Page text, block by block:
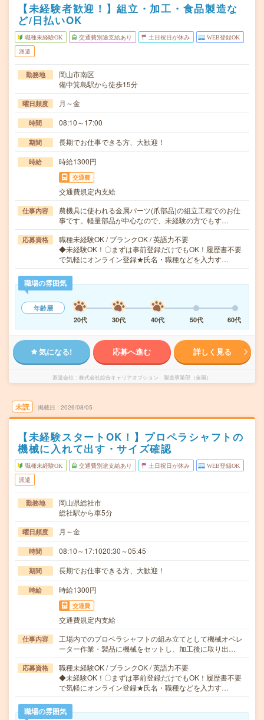
【未経験者歓迎！】組立・加工・食品製造な
ど/日払いOK
職種未経験OK 交通費別途支給あり 土日祝日が休み WEB登録OK
派遣
勤務地
岡山市南区
備中箕島駅から徒歩15分
曜日頻度 月～金
時間 08:10～17:00
期間 長期でお仕事できる方、大歓迎！
時給 時給1300円
交通費
交通費規定内支給
仕事内容
農機具に使われる金属パーツ(爪部品)の組立工程でのお仕
事です。軽量部品が中心なので、未経験の方でもす…
応募資格
職種未経験OK / ブランクOK / 英語力不要
◆未経験OK！〇まずは事前登録だけでもOK！履歴書不要
で気軽にオンライン登録★氏名・職種などを入力す…
職場の雰囲気
年齢層
20代
30代 40代 50代 60代
気になる! 応募へ進む 詳しく見る
派遣会社 株式会社綜合キャリアオプション 製造事業部（全国）
未読 掲載日 2026/08/05
【未経験スタートOK！】プロペラシャフトの
機械に入れて出す・サイズ確認
職種未経験OK 交通費別途支給あり 土日祝日が休み WEB登録OK
派遣
勤務地
岡山県総社市
総社駅から車5分
曜日頻度 月～金
時間 08:10～17:1020:30～05:45
期間 長期でお仕事できる方、大歓迎！
時給 時給1300円
交通費
交通費規定内支給
仕事内容
工場内でのプロペラシャフトの組み立てとして機械オペレ
ーター作業・製品に機械をセットし、加工後に取り出…
応募資格
職種未経験OK / ブランクOK / 英語力不要
◆未経験OK！〇まずは事前登録だけでもOK！履歴書不要
で気軽にオンライン登録★氏名・職種などを入力す…
職場の雰囲気